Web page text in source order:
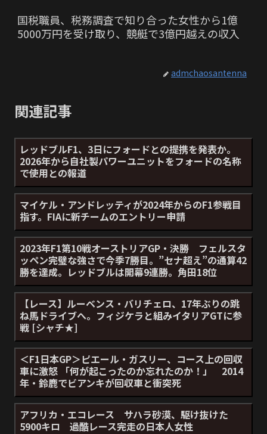
国税職員、税務調査で知り合った女性から1億
5000万円を受け取り、競艇で3億円越えの収入
admchaosantenna
関連記事
レッドブルF1、3日にフォードとの提携を発表か。
2026年から自社製パワーユニットをフォードの名称
で使用との報道
マイケル・アンドレッティが2024年からのF1参戦目
指す。FIAに新チームのエントリー申請
2023年F1第10戦オーストリアGP・決勝 フェルスタ
ッペン完璧な強さで今季7勝目。”セナ超え”の通算42
勝を達成。レッドブルは開幕9連勝。角田18位
【レース】ルーベンス・バリチェロ、17年ぶりの跳
ね馬ドライブへ。フィジケラと組みイタリアGTに参
戦 [シャチ★]
＜F1日本GP＞ピエール・ガスリー、コース上の回収
車に激怒 「何が起こったのか忘れたのか！」 2014
年・鈴鹿でビアンキが回収車と衝突死
アフリカ・エコレース サハラ砂漠、駆け抜けた
5900キロ 過酷レース完走の日本人女性